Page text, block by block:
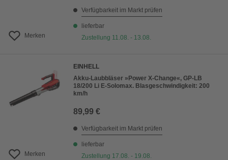
Merken
Verfügbarkeit im Markt prüfen
lieferbar
Zustellung 11.08. - 13.08.
Merken
EINHELL
Akku-Laubbläser »Power X-Change«, GP-LB
18/200 Li E-Solomax. Blasgeschwindigkeit: 200
km/h
89,99 €
Verfügbarkeit im Markt prüfen
lieferbar
Zustellung 17.08. - 19.08.